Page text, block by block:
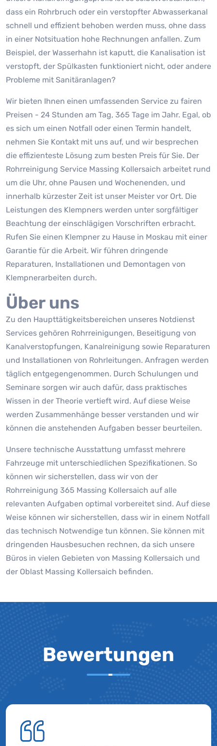
dass ein Rohrbruch oder ein verstopfter Abwasserkanal
schnell und effizient behoben werden muss, ohne dass
in einer Notsituation hohe Rechnungen anfallen. Zum
Beispiel, der Wasserhahn ist kaputt, die Kanalisation ist
verstopft, der Spülkasten funktioniert nicht, oder andere
Probleme mit Sanitäranlagen?
Wir bieten Ihnen einen umfassenden Service zu fairen
Preisen - 24 Stunden am Tag, 365 Tage im Jahr. Egal, ob
es sich um einen Notfall oder einen Termin handelt,
nehmen Sie Kontakt mit uns auf, und wir besprechen
die effizienteste Lösung zum besten Preis für Sie. Der
Rohrreinigung Service Massing Kollersaich arbeitet rund
um die Uhr, ohne Pausen und Wochenenden, und
innerhalb kürzester Zeit ist unser Meister vor Ort. Die
Leistungen des Klempners werden unter sorgfältiger
Beachtung der einschlägigen Vorschriften erbracht.
Rufen Sie einen Klempner zu Hause in Moskau mit einer
Garantie für die Arbeit. Wir führen dringende
Reparaturen, Installationen und Demontagen von
Klempnerarbeiten durch.
Über uns
Zu den Haupttätigkeitsbereichen unseres Notdienst
Services gehören Rohrreinigungen, Beseitigung von
Kanalverstopfungen, Kanalreinigung sowie Reparaturen
und Installationen von Rohrleitungen. Anfragen werden
täglich entgegengenommen. Durch Schulungen und
Seminare sorgen wir auch dafür, dass praktisches
Wissen in der Theorie vertieft wird. Auf diese Weise
werden Zusammenhänge besser verstanden und wir
können die anstehenden Aufgaben besser beurteilen.
Unsere technische Ausstattung umfasst mehrere
Fahrzeuge mit unterschiedlichen Spezifikationen. So
können wir sicherstellen, dass wir von der
Rohrreinigung 365 Massing Kollersaich auf alle
relevanten Aufgaben optimal vorbereitet sind. Auf diese
Weise können wir sicherstellen, dass wir in einem Notfall
das technisch Notwendige tun können. Sie können mit
dringenden Hausbesuchen rechnen, da sich unsere
Büros in vielen Gebieten von Massing Kollersaich und
der Oblast Massing Kollersaich befinden.
Bewertungen